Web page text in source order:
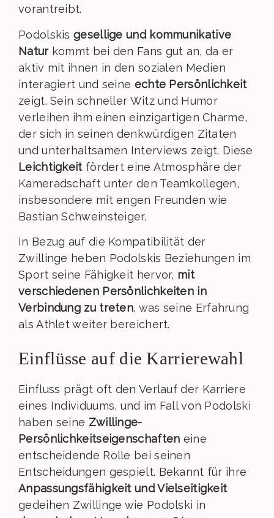
vorantreibt.
Podolskis gesellige und kommunikative
Naturkommt bei den Fans gut an, da er
aktiv mit ihnen in den sozialen Medien
interagiert und seine echte Persönlichkeit
zeigt. Sein schneller Witz und Humor
verleihen ihm einen einzigartigen Charme,
der sich in seinen denkwürdigen Zitaten
und unterhaltsamen Interviews zeigt. Diese
Leichtigkeitfördert eine Atmosphäre der
Kameradschaft unter den Teamkollegen,
insbesondere mit engen Freunden wie
Bastian Schweinsteiger.
In Bezug auf die Kompatibilität der
Zwillinge heben Podolskis Beziehungen im
Sport seine Fähigkeit hervor, mit
verschiedenen Persönlichkeiten in
Verbindung zu treten, was seine Erfahrung
als Athlet weiter bereichert.
Einflüsse auf die Karrierewahl
Einfluss prägt oft den Verlauf der Karriere
eines Individuums, und im Fall von Podolski
haben seine Zwillinge-
Persönlichkeitseigenschaften eine
entscheidende Rolle bei seinen
Entscheidungen gespielt. Bekannt für ihre
Anpassungsfähigkeit und Vielseitigkeit
gedeihen Zwillinge wie Podolski in